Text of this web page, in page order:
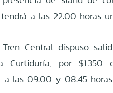
a las 22:00 horas
Tren Central dispuso
Curtiduría, por
a las 09:00 y 08:45